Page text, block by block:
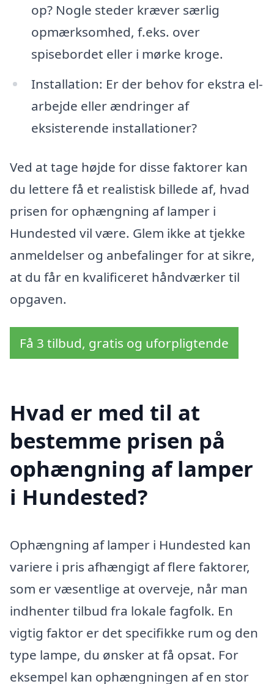
op? Nogle steder kræver særlig
opmærksomhed, f.eks. over
spisebordet eller i mørke kroge.
Installation: Er der behov for ekstra el-
arbejde eller ændringer af
eksisterende installationer?
Ved at tage højde for disse faktorer kan
du lettere få et realistisk billede af, hvad
prisen for ophængning af lamper i
Hundested vil være. Glem ikke at tjekke
anmeldelser og anbefalinger for at sikre,
at du får en kvalificeret håndværker til
opgaven.
Få 3 tilbud, gratis og uforpligtende
Hvad er med til at
bestemme prisen på
ophængning af lamper
i Hundested?
Ophængning af lamper i Hundested kan
variere i pris afhængigt af flere faktorer,
som er væsentlige at overveje, når man
indhenter tilbud fra lokale fagfolk. En
vigtig faktor er det specifikke rum og den
type lampe, du ønsker at få opsat. For
eksempel kan ophængningen af en stor